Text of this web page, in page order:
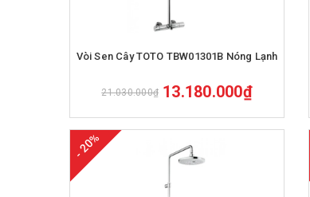
Vòi Sen Cây TOTO TBW01301B Nóng Lạnh
21.030.000₫ 13.180.000₫
- 20%